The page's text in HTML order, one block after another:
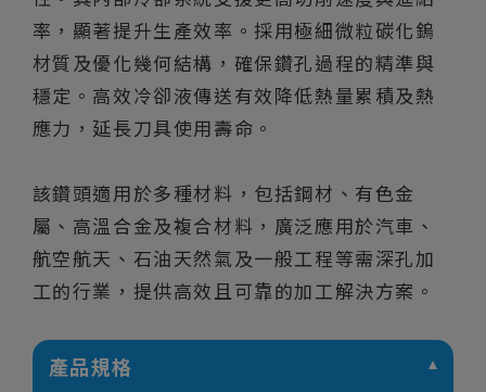
率，顯著提升生產效率。採用極細微粒碳化鎢
材質及優化幾何結構，確保鑽孔過程的精準與
穩定。高效冷卻液傳送有效降低熱量累積及熱
應力，延長刀具使用壽命。
該鑽頭適用於多種材料，包括鋼材、有色金
屬、高溫合金及複合材料，廣泛應用於汽車、
航空航天、石油天然氣及一般工程等需深孔加
工的行業，提供高效且可靠的加工解決方案。
產品規格